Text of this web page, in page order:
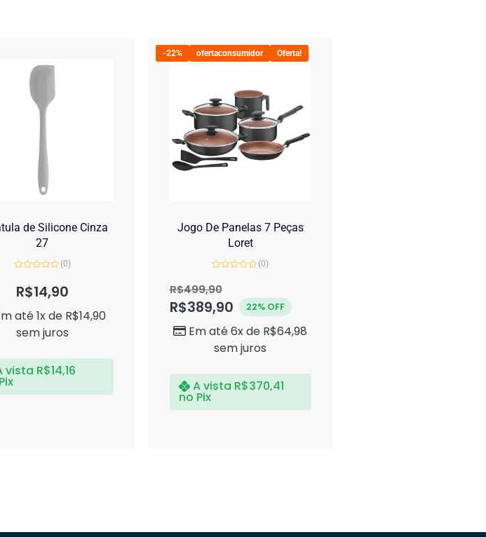
de Silicone Cinza
27
de
(0)
R$14,90
até 1x de R$14,90
sem juros
vista R$14,16
-22% ofertaconsumidor Oferta!
Jogo De Panelas 7 Peças
Loret
0
de
(0)
R$499,90
R$389,90 22% OFF
Em até 6x de R$64,98
sem juros
A vista R$370,41
no Pix